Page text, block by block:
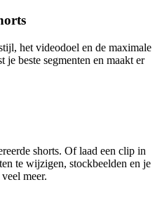
het videodoel en de maximale
beste segmenten en maakt er
shorts. Of laad een clip in
te wijzigen, stockbeelden en je
meer.